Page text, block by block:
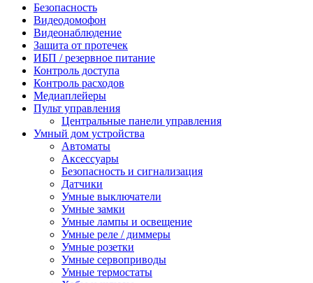
Безопасность
Видеодомофон
Видеонаблюдение
Защита от протечек
ИБП / резервное питание
Контроль доступа
Контроль расходов
Медиаплейеры
Пульт управления
Центральные панели управления
Умный дом устройства
Автоматы
Аксессуары
Безопасность и сигнализация
Датчики
Умные выключатели
Умные замки
Умные лампы и освещение
Умные реле / диммеры
Умные розетки
Умные сервоприводы
Умные термостаты